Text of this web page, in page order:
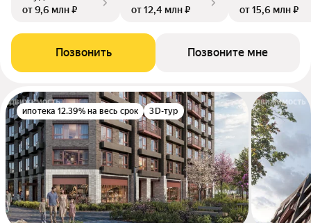
от 9,6 млн ₽
от 12,4 млн ₽
от 15,6 млн ₽
Позвонить Позвоните мне
ипотека 12.39% на весь срок 3D-тур